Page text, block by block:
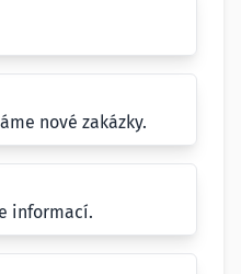
nové zakázky.
informací.